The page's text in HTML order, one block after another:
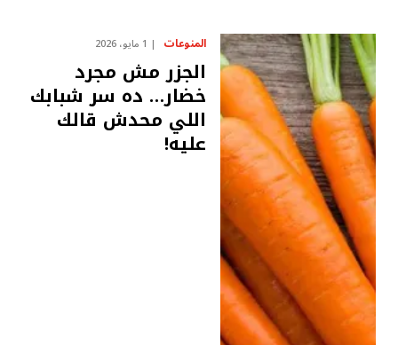
المنوعات 1 مايو، 2026
الجزر مش مجرد
خضار… ده سر شبابك
اللي محدش قالك
عليه!